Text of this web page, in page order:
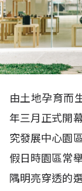
由土地孕育而
年三月正式開
究發展中心園
假日時園區常
隅明亮穿透的